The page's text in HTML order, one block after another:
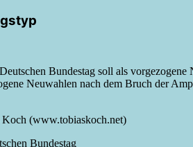
Bundestag soll als
Neuwahlen nach dem Bruch der
Koch (www.tobiaskoch.net)
Bundestag